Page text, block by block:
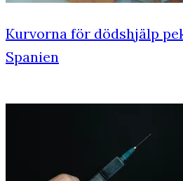
Kurvorna för dödshjälp
Spanien